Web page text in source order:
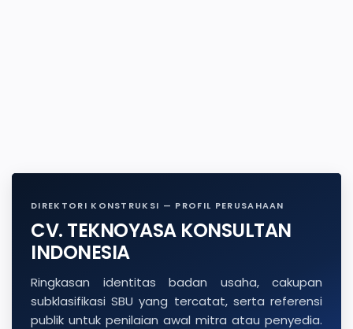
DIREKTORI KONSTRUKSI — PROFIL PERUSAHAAN
CV. TEKNOYASA KONSULTAN
INDONESIA
Ringkasan identitas badan usaha, cakupan
subklasifikasi SBU yang tercatat, serta referensi
publik untuk penilaian awal mitra atau penyedia.